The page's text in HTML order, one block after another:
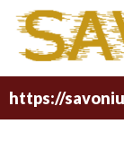
https://
SALTAR